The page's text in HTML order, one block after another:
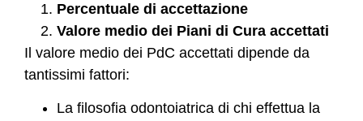
Percentuale di accettazione
Valore medio dei Piani di Cura accettati
Il valore medio dei PdC accettati dipende da
tantissimi fattori:
La filosofia odontoiatrica di chi effettua la